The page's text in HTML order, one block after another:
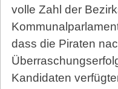
volle Zahl der
dass die Piraten
Kandidaten